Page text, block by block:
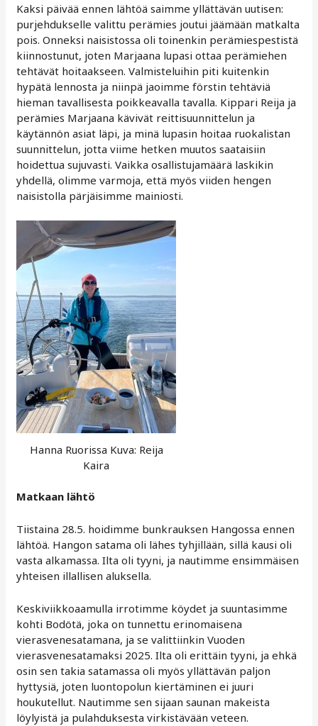
Kaksi päivää ennen lähtöä saimme yllättävän uutisen:
purjehdukselle valittu perämies joutui jäämään matkalta
pois. Onneksi naisistossa oli toinenkin perämiespestistä
kiinnostunut, joten Marjaana lupasi ottaa perämiehen
tehtävät hoitaakseen. Valmisteluihin piti kuitenkin
hypätä lennosta ja niinpä jaoimme förstin tehtäviä
hieman tavallisesta poikkeavalla tavalla. Kippari Reija ja
perämies Marjaana kävivät reittisuunnittelun ja
käytännön asiat läpi, ja minä lupasin hoitaa ruokalistan
suunnittelun, jotta viime hetken muutos saataisiin
hoidettua sujuvasti. Vaikka osallistujamäärä laskikin
yhdellä, olimme varmoja, että myös viiden hengen
naisistolla pärjäisimme mainiosti.
Hanna Ruorissa Kuva: Reija
Kaira
Matkaan lähtö
Tiistaina 28.5. hoidimme bunkrauksen Hangossa ennen
lähtöä. Hangon satama oli lähes tyhjillään, sillä kausi oli
vasta alkamassa. Ilta oli tyyni, ja nautimme ensimmäisen
yhteisen illallisen aluksella.
Keskiviikkoaamulla irrotimme köydet ja suuntasimme
kohti Bodötä, joka on tunnettu erinomaisena
vierasvenesatamana, ja se valittiinkin Vuoden
vierasvenesatamaksi 2025. Ilta oli erittäin tyyni, ja ehkä
osin sen takia satamassa oli myös yllättävän paljon
hyttysiä, joten luontopolun kiertäminen ei juuri
houkutellut. Nautimme sen sijaan saunan makeista
löylyistä ja pulahduksesta virkistävään veteen.